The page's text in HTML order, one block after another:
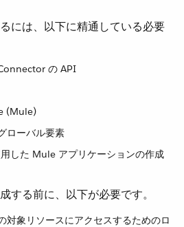
には、以下に精通している必要
の API
(Mule)
ローバル要素
した Mule アプリケーションの作成
する前に、以下が必要です。
象リソースにアクセスするためのロ